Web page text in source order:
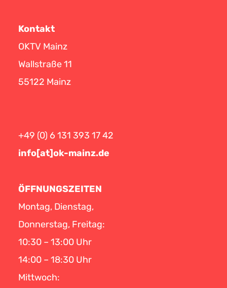
Kontakt
OKTV Mainz
Wallstraße 11
55122 Mainz
+49 (0) 6 131 393 17 42
info[at]ok-mainz.de
ÖFFNUNGSZEITEN
Montag, Dienstag,
Donnerstag, Freitag:
10:30 – 13:00 Uhr
14:00 – 18:30 Uhr
Mittwoch: